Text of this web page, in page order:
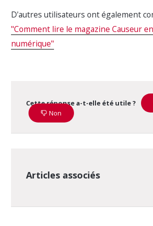
D'autres utilisateurs ont également
"Comment lire le magazine Causeur
numérique"
Cette réponse a-t-elle été utile ?
Non
Articles associés